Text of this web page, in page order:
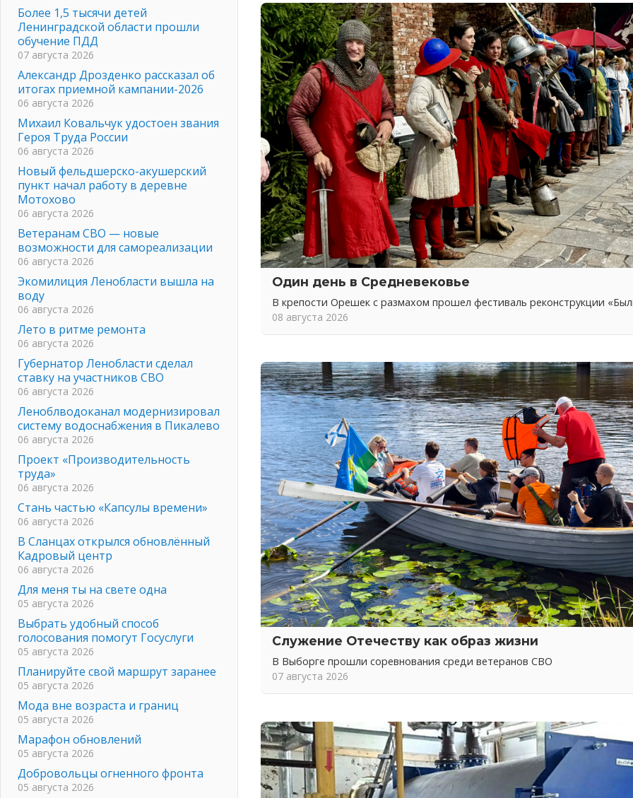
Один день в Средневековье
В крепости Орешек с размахом прошел фестиваль реконструкции
08 августа 2026
Служение Отечеству как образ жизни
В Выборге прошли соревнования среди ветеранов СВО
07 августа 2026
Более 1,5 тысячи детей
Ленинградской области прошли
обучение ПДД
07 августа 2026
Александр Дрозденко рассказал об
итогах приемной кампании-2026
06 августа 2026
Михаил Ковальчук удостоен звания
Героя Труда России
06 августа 2026
Новый фельдшерско-акушерский
пункт начал работу в деревне
Мотохово
06 августа 2026
Ветеранам СВО — новые
возможности для самореализации
06 августа 2026
Экомилиция Ленобласти вышла на
воду
06 августа 2026
Лето в ритме ремонта
06 августа 2026
Губернатор Ленобласти сделал
ставку на участников СВО
06 августа 2026
Леноблводоканал модернизировал
систему водоснабжения в Пикалево
06 августа 2026
Проект «Производительность
труда»
06 августа 2026
Стань частью «Капсулы времени»
06 августа 2026
В Сланцах открылся обновлённый
Кадровый центр
06 августа 2026
Для меня ты на свете одна
05 августа 2026
Выбрать удобный способ
голосования помогут Госуслуги
05 августа 2026
Планируйте свой маршрут заранее
05 августа 2026
Мода вне возраста и границ
05 августа 2026
Марафон обновлений
05 августа 2026
Добровольцы огненного фронта
05 августа 2026